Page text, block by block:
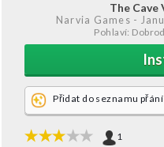
The Cave
Narvia Games -
Pohlaví:
Přidat do seznamu přání
1